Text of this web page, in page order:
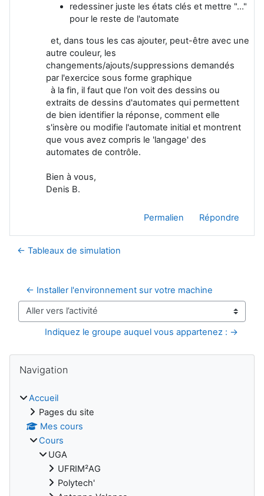
redessiner juste les états clés et mettre "..."
pour le reste de l'automate
et, dans tous les cas ajouter, peut-être avec une
autre couleur, les
changements/ajouts/suppressions demandés
par l'exercice sous forme graphique
à la fin, il faut que l'on voit des dessins ou
extraits de dessins d'automates qui permettent
de bien identifier la réponse, comment elle
s'insère ou modifie l'automate initial et montrent
que vous avez compris le 'langage' des
automates de contrôle.
Bien à vous,
Denis B.
Permalien Répondre
← Tableaux de simulation
← Installer l'environnement sur votre machine
Aller vers l’activité
Indiquez le groupe auquel vous appartenez : →
Blocs
Navigation
Accueil
Pages du site
Mes cours
Cours
UGA
UFRIM²AG
Polytech'